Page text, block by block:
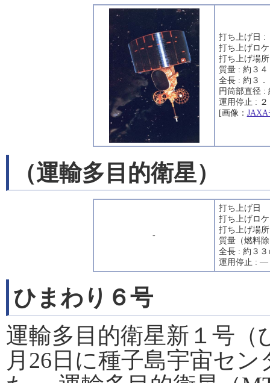
打ち上げ日 :
打ち上げロ
打ち上げ場
質量 : 約３４
全長 : 約３．
円筒部直径 :
運用停止 :
[画像： JAXA
（運輸多目的衛星）
-
打ち上げ日 :
打ち上げロ
打ち上げ場
質量（燃料
全長 : 約３３
運用停止 : ―
ひまわり６号
運輸多目的衛星新１号（
月26日に種子島宇宙セ